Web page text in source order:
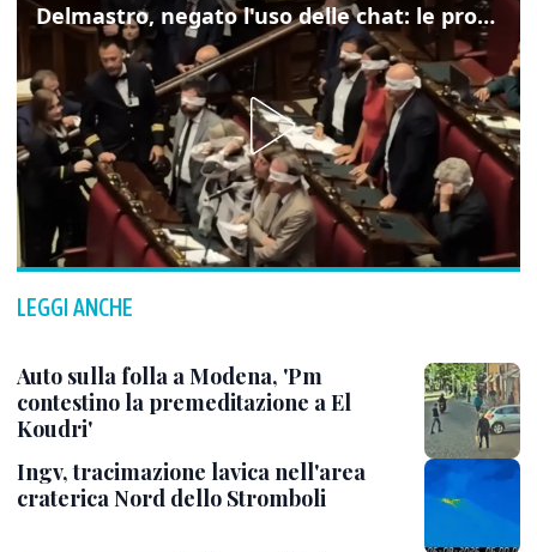
Delmastro, negato l'uso delle chat: le proteste di Avs e M5s
LEGGI ANCHE
Auto sulla folla a Modena, 'Pm
contestino la premeditazione a El
Koudri'
Ingv, tracimazione lavica nell'area
craterica Nord dello Stromboli